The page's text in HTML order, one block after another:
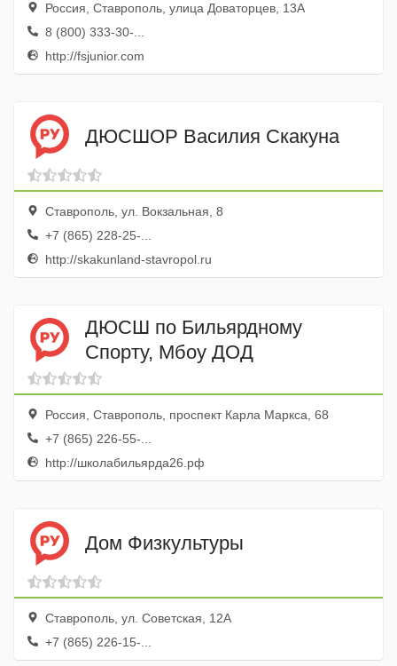
Россия, Ставрополь, улица Доваторцев, 13А
8 (800) 333-30-...
http://fsjunior.com
ДЮСШОР Василия Скакуна
Ставрополь, ул. Вокзальная, 8
+7 (865) 228-25-...
http://skakunland-stavropol.ru
ДЮСШ по Бильярдному
Спорту, Мбоу ДОД
Россия, Ставрополь, проспект Карла Маркса, 68
+7 (865) 226-55-...
http://школабильярда26.рф
Дом Физкультуры
Ставрополь, ул. Советская, 12А
+7 (865) 226-15-...